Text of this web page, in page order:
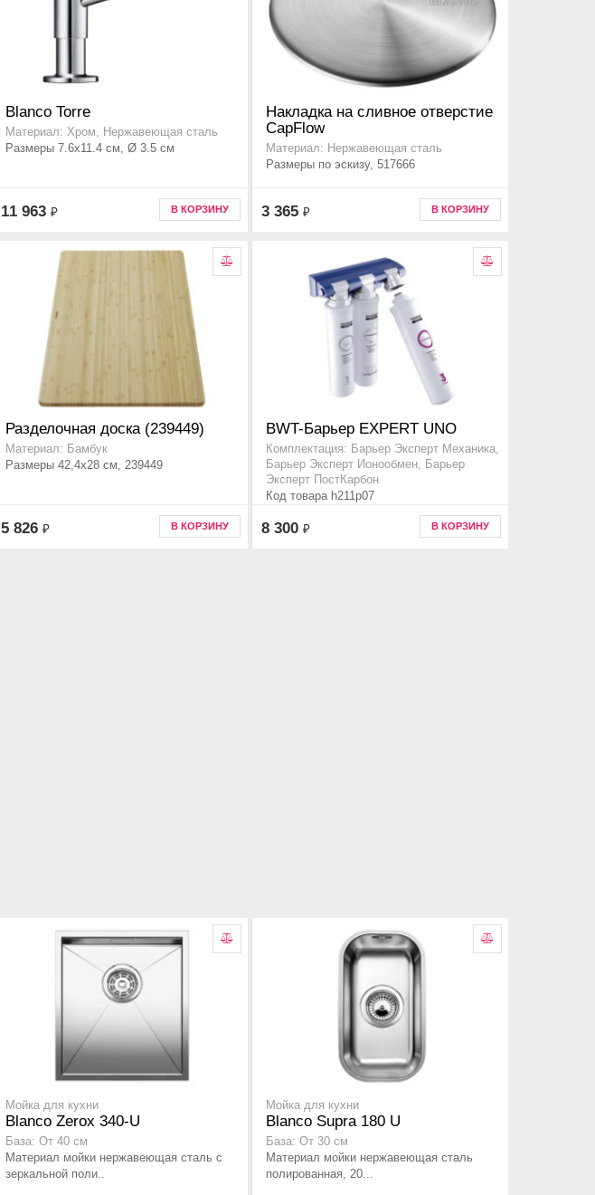
Blanco Torre
Материал: Хром, Нержавеющая сталь
Размеры 7.6x11.4 см, Ø 3.5 см
11 963 ₽ В КОРЗИНУ
Накладка на сливное отверстие
CapFlow
Материал: Нержавеющая сталь
Размеры по эскизу, 517666
3 365 ₽ В КОРЗИНУ
Разделочная доска (239449)
Материал: Бамбук
Размеры 42,4x28 см, 239449
5 826 ₽ В КОРЗИНУ
BWT-Барьер EXPERT UNO
Комплектация: Барьер Эксперт Механика,
Барьер Эксперт Ионообмен, Барьер
Эксперт ПостКарбон
Код товара h211p07
8 300 ₽ В КОРЗИНУ
Мойка для кухни
Blanco Zerox 340-U
База: От 40 см
Материал мойки нержавеющая сталь с
зеркальной поли..
Мойка для кухни
Blanco Supra 180 U
База: От 30 см
Материал мойки нержавеющая сталь
полированная, 20...